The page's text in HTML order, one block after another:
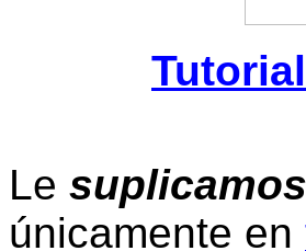
Le suplicamos
únicamente en